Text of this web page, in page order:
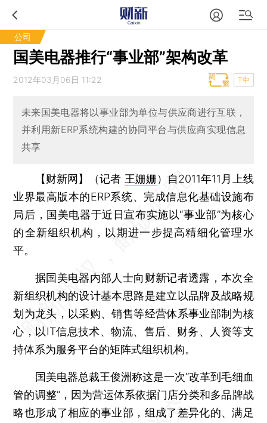
公司
国美电器推行“事业部”架构改革
2012年03月06日 11:22 T中
未来国美电器将以事业部为单位与供应商进行互联，
并利用新ERP系统构建的协同平台与供应商实现信息
共享
【财新网】（记者 王姗姗） 自2011年11月上线
业界最高版本的ERP系统、完成信息化基础设施布
局后，国美电器于近日宣布实施以“事业部”为核心
的全新组织机构，以期进一步提高精细化管理水
平。
据国美电器内部人士向财新记者透露，本次全
新组织机构的设计基本思路是建立以品牌及战略规
划为龙头，以采购、销售等经营体系事业部制为核
心，以IT信息技术、物流、售后、财务、人资等支
持体系为服务平台的矩阵式组织机构。
国美电器总裁王俊洲称这是一次“改革到毛细血
管的调整”，因为营运体系依据门店分类和多品牌战
略也形成了相应的事业部，组成了差异化的、满足